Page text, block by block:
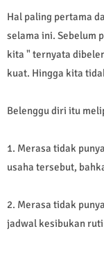
Hal paling pertama
selama ini. Sebelum
kita " ternyata
kuat. Hingga kita
Belenggu diri itu
1. Merasa tidak
usaha tersebut,
2. Merasa tidak
jadwal kesibukan